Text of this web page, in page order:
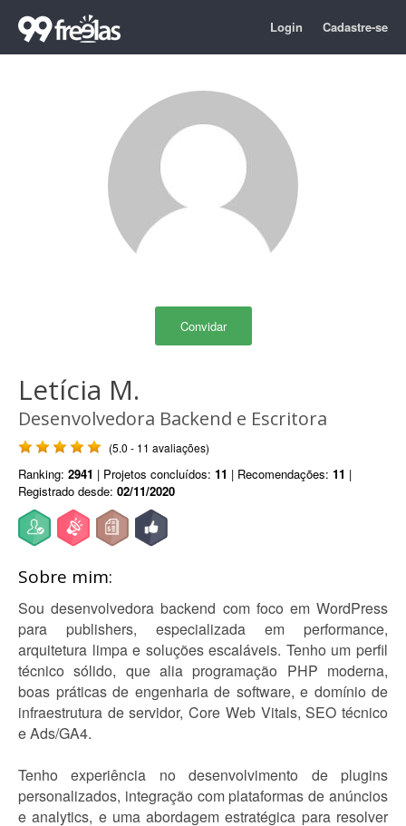
Login Cadastre-se
Convidar
Letícia M.
Desenvolvedora Backend e Escritora
(5.0 - 11 avaliações)
Ranking: 2941 | Projetos concluídos: 11 | Recomendações: 11 |
Registrado desde: 02/11/2020
Sobre mim:
Sou desenvolvedora backend com foco em WordPress
para publishers, especializada em performance,
arquitetura limpa e soluções escaláveis. Tenho um perfil
técnico sólido, que alia programação PHP moderna,
boas práticas de engenharia de software, e domínio de
infraestrutura de servidor, Core Web Vitals, SEO técnico
e Ads/GA4.
Tenho experiência no desenvolvimento de plugins
personalizados, integração com plataformas de anúncios
e analytics, e uma abordagem estratégica para resolver